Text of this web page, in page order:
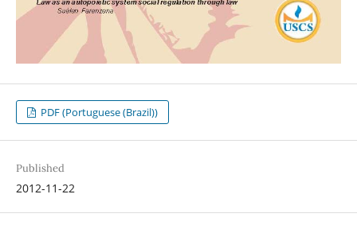
PDF (Portuguese (Brazil))
Published
2012-11-22